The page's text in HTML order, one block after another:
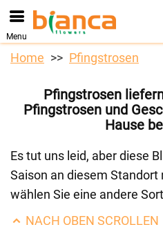
Bestellungen über unseren
entgegen. Der
07.08.2026 aufgrund
Menu
Home Pfingstrosen
Pfingstrosen
Pfingstrosen und
Hause
Es tut uns leid, aber diese
Saison an diesem
wählen Sie eine andere
NACH OBEN SCROLLEN